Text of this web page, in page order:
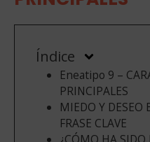
Índice
Eneatipo 9 –
PRINCIPALES
MIEDO Y DESEO
FRASE CLAVE